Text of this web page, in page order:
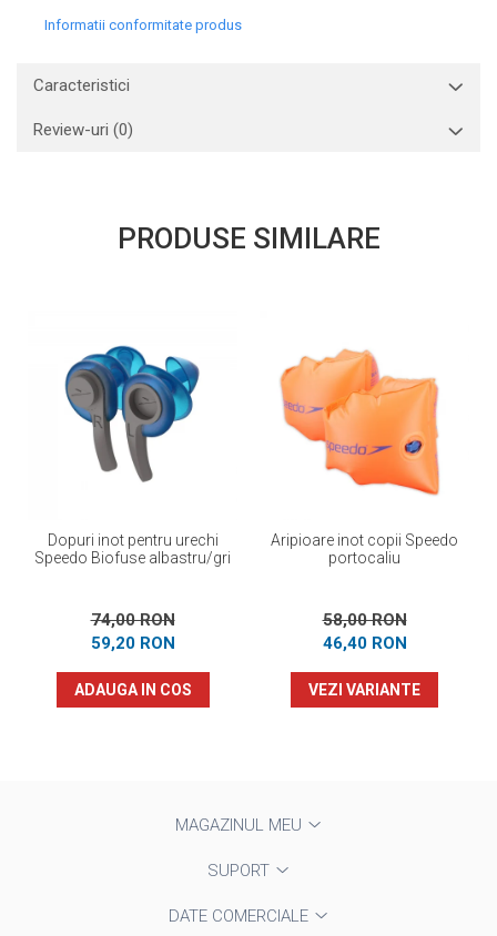
Informatii conformitate produs
Caracteristici
Review-uri (0)
PRODUSE SIMILARE
Dopuri inot pentru urechi
Speedo Biofuse albastru/gri
74,00 RON
59,20 RON
ADAUGA IN COS
Aripioare inot copii Speedo
portocaliu
58,00 RON
46,40 RON
VEZI VARIANTE
MAGAZINUL MEU
SUPORT
DATE COMERCIALE